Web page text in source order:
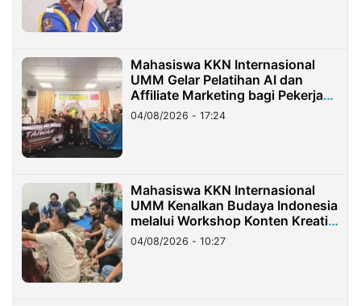
Mahasiswa KKN Internasional
UMM Gelar Pelatihan AI dan
Affiliate Marketing bagi Pekerja
Migran Indonesia di Taiwan
04/08/2026 - 17:24
Mahasiswa KKN Internasional
UMM Kenalkan Budaya Indonesia
melalui Workshop Konten Kreatif
di Taiwan
04/08/2026 - 10:27